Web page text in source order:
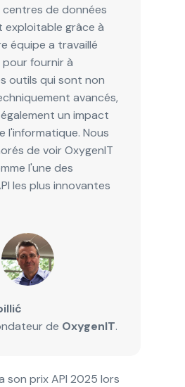
de données
exploitable grâce à
équipe a travaillé
fournir à
outils qui sont non
avancés,
un impact
l'informatique. Nous
de voir OxygenIT
l'une des
les plus innovantes
de OxygenIT.
son prix API 2025 lors